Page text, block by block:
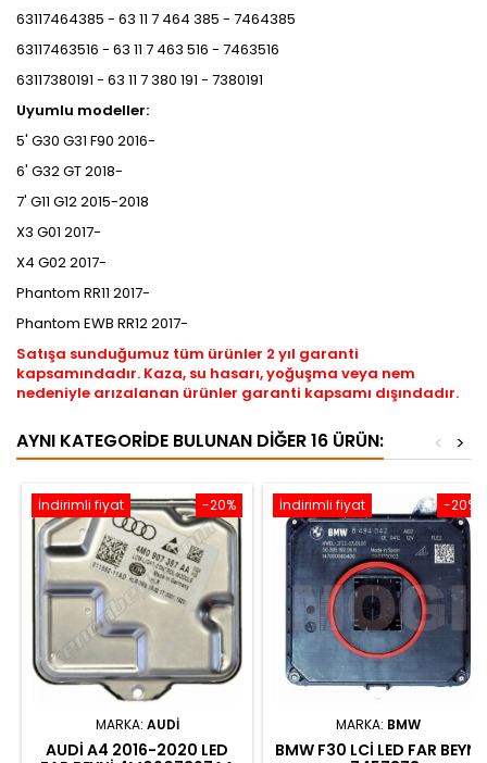
63117464385 - 63 11 7 464 385 - 7464385
63117463516 - 63 11 7 463 516 - 7463516
63117380191 - 63 11 7 380 191 - 7380191
Uyumlu modeller:
5' G30 G31 F90 2016-
6' G32 GT 2018-
7' G11 G12 2015-2018
X3 G01 2017-
X4 G02 2017-
Phantom RR11 2017-
Phantom EWB RR12 2017-
Satışa sunduğumuz tüm ürünler 2 yıl garanti
kapsamındadır. Kaza, su hasarı, yoğuşma veya nem
nedeniyle arızalanan ürünler garanti kapsamı dışındadır.
AYNI KATEGORIDE BULUNAN DIĞER 16 ÜRÜN: >
<
-20%
İndirimli fiyat
MARKA: AUDI
AUDI A4 2016-2020 LED
-20%
İndirimli fiyat
MARKA: BMW
BMW F30 LCI LED FAR BEYNI